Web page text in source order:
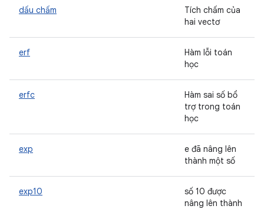
dấu chấm
Tích chấm của
hai vectơ
erf
Hàm lỗi toán
học
erfc
Hàm sai số bổ
trợ trong toán
học
exp
e đã nâng lên
thành một số
exp10
số 10 được
nâng lên thành